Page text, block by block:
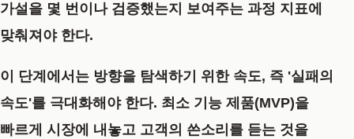
가설을 몇 번이나 검증했는지 보여주는 과정 지표에
맞춰져야 한다.
이 단계에서는 방향을 탐색하기 위한 속도, 즉 '실패의
속도'를 극대화해야 한다. 최소 기능 제품(MVP)을
빠르게 시장에 내놓고 고객의 쓴소리를 듣는 것을